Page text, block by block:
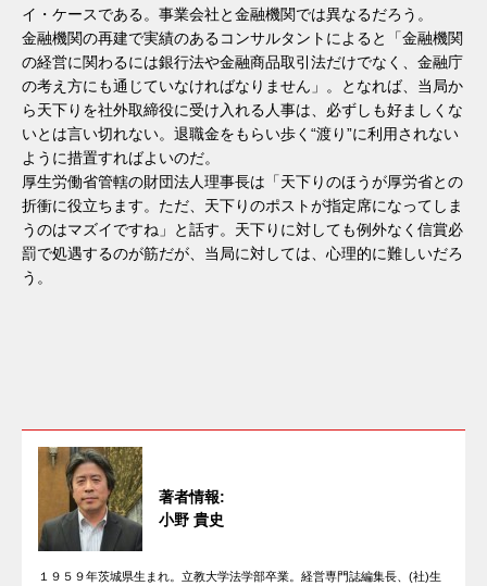
イ・ケースである。事業会社と金融機関では異なるだろう。
金融機関の再建で実績のあるコンサルタントによると「金融機関
の経営に関わるには銀行法や金融商品取引法だけでなく、金融庁
の考え方にも通じていなければなりません」。となれば、当局か
ら天下りを社外取締役に受け入れる人事は、必ずしも好ましくな
いとは言い切れない。退職金をもらい歩く“渡り”に利用されない
ように措置すればよいのだ。
厚生労働省管轄の財団法人理事長は「天下りのほうが厚労省との
折衝に役立ちます。ただ、天下りのポストが指定席になってしま
うのはマズイですね」と話す。天下りに対しても例外なく信賞必
罰で処遇するのが筋だが、当局に対しては、心理的に難しいだろ
う。
著者情報:
小野 貴史
１９５９年茨城県生まれ。立教大学法学部卒業。経営専門誌編集長、(社)生